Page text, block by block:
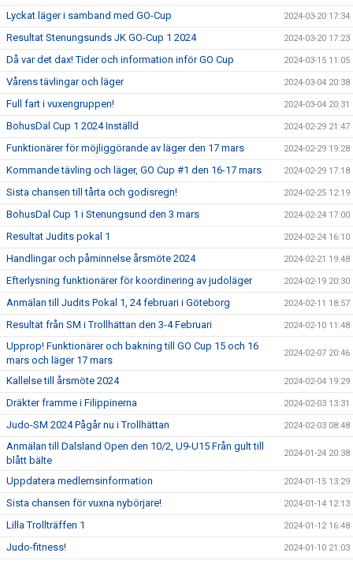
Lyckat läger i samband med GO-Cup 2024-03-20 17:34
Resultat Stenungsunds JK GO-Cup 1 2024 2024-03-20 17:23
Då var det dax! Tider och information inför GO Cup 2024-03-15 11:05
Vårens tävlingar och läger 2024-03-04 20:38
Full fart i vuxengruppen! 2024-03-04 20:31
BohusDal Cup 1 2024 Inställd 2024-02-29 21:47
Funktionärer för möjliggörande av läger den 17 mars 2024-02-29 19:28
Kommande tävling och läger, GO Cup #1 den 16-17 mars 2024-02-29 17:18
Sista chansen till tårta och godisregn! 2024-02-25 12:19
BohusDal Cup 1 i Stenungsund den 3 mars 2024-02-24 17:00
Resultat Judits pokal 1 2024-02-24 16:10
Handlingar och påminnelse årsmöte 2024 2024-02-21 19:48
Efterlysning funktionärer för koordinering av judoläger 2024-02-19 20:30
Anmälan till Judits Pokal 1, 24 februari i Göteborg 2024-02-11 18:57
Resultat från SM i Trollhättan den 3-4 Februari 2024-02-10 11:48
Upprop! Funktionärer och bakning till GO Cup 15 och 16
mars och läger 17 mars
2024-02-07 20:46
Kallelse till årsmöte 2024 2024-02-04 19:29
Dräkter framme i Filippinerna 2024-02-03 13:31
Judo-SM 2024 Pågår nu i Trollhättan 2024-02-03 08:48
Anmälan till Dalsland Open den 10/2, U9-U15 Från gult till
blått bälte
2024-01-24 20:38
Uppdatera medlemsinformation 2024-01-15 13:29
Sista chansen för vuxna nybörjare! 2024-01-14 12:13
Lilla Trollträffen 1 2024-01-12 16:48
Judo-fitness! 2024-01-10 21:03